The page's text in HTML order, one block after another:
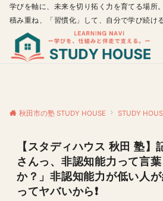
学びを軸に、未来を切り拓く力を育てる場所
積み重ね、「習慣化」して、自分で学び続け
秋田市の塾 STUDY HOUSE STUDY
【スタディハウス 秋田 塾
さんっ、非認知能力って言
か？」非認知能力が低い人
ってヤバいから❗️